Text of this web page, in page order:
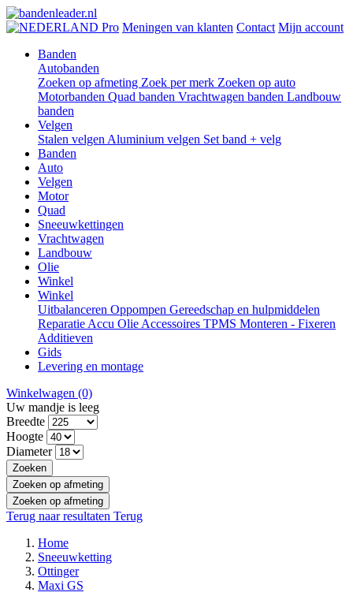
Pro Meningen van klanten Contact Mijn account
Banden
Autobanden
Zoeken op afmeting Zoek per merk Zoeken op auto
Motorbanden Quad banden Vrachtwagen banden Landbouw
banden
Velgen
Stalen velgen Aluminium velgen Set band + velg
Banden
Auto
Velgen
Motor
Quad
Sneeuwkettingen
Vrachtwagen
Landbouw
Olie
Winkel
Winkel
Uitbalanceren Oppompen Gereedschap en hulpmiddelen
Reparatie Accu Olie Accessoires TPMS Monteren - Fixeren
Additieven
Gids
Levering en montage
Winkelwagen (0)
Uw mandje is leeg
Breedte
Hoogte
Diameter
Zoeken
Zoeken op afmeting
Zoeken op afmeting
Terug naar resultaten Terug
Home
Sneeuwketting
Ottinger
Maxi GS